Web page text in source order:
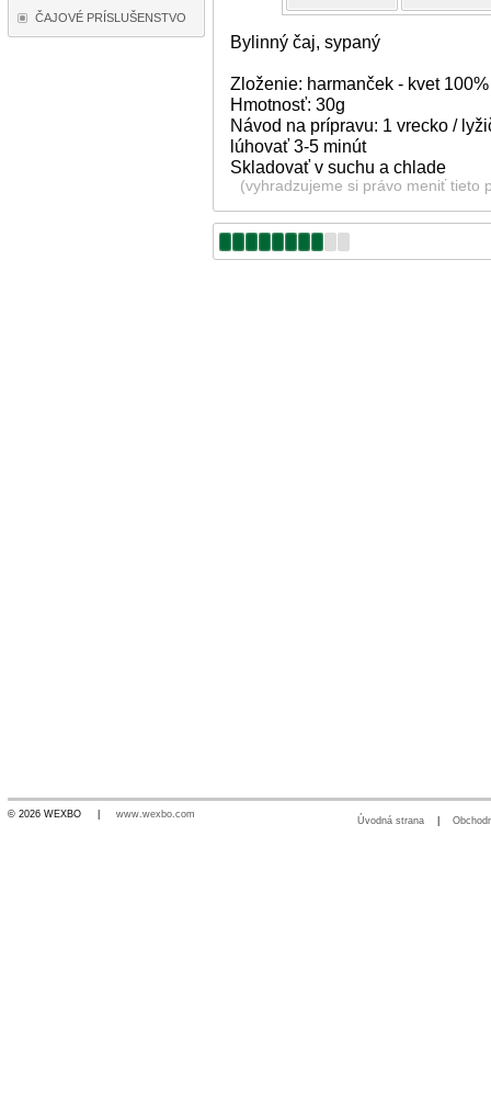
ČAJOVÉ PRÍSLUŠENSTVO
Bylinný čaj, sypaný
Zloženie: harmanček - kvet 100%
Hmotnosť: 30g
Návod na prípravu: 1 vrecko /
lúhovať 3-5 minút
Skladovať v suchu a chlade
(vyhradzujeme si právo meniť tieto
© 2026 WEXBO | www.wexbo.com
Úvodná strana